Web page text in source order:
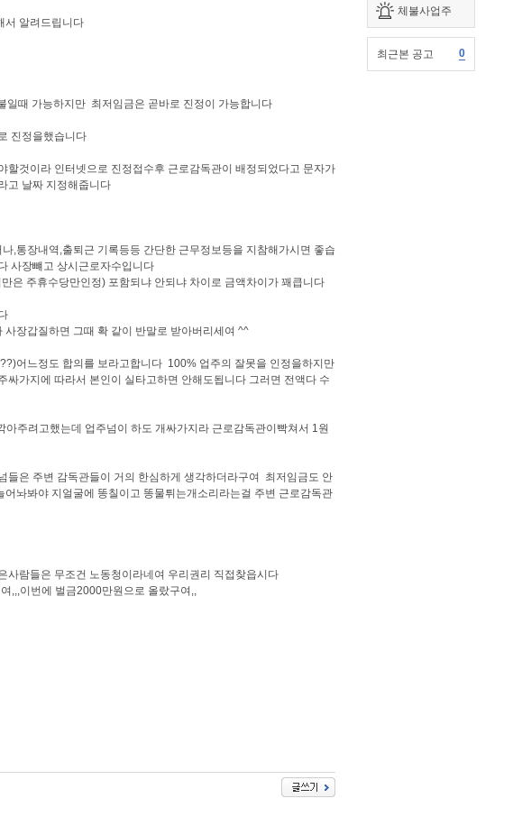
체불사업주
최근본 공고 0
서 알려드립니다
일때 가능하지만 최저임금은 곧바로 진정이 가능합니다
진정을했습니다
것이라 인터넷으로 진정접수후 근로감독관이 배정되었다고 문자가
고 날짜 지정해줍니다
,통장내역,출퇴근 기록등등 간단한 근무정보등을 지참해가시면 좋습
사장뺴고 상시근로자수입니다
은 주휴수당만인정) 포함되냐 안되냐 차이로 금액차이가 꽤큽니다
장갑질하면 그때 확 같이 반말로 받아버리세여 ^^
어느정도 합의를 보라고합니다 100% 업주의 잘못을 인정을하지만
가지에 따라서 본인이 실타고하면 안해도됩니다 그러면 전액다 수
주려고했는데 업주넘이 하도 개싸가지라 근로감독관이빡쳐서 1원
들은 주변 감독관들이 거의 한심하게 생각하더라구여 최저임금도 안
놔봐야 지얼굴에 똥칠이고 똥물튀는개소리라는걸 주변 근로감독관
람들은 무조건 노동청이라네여 우리권리 직접찾읍시다
,,,이번에 벌금2000만원으로 올랐구여,,